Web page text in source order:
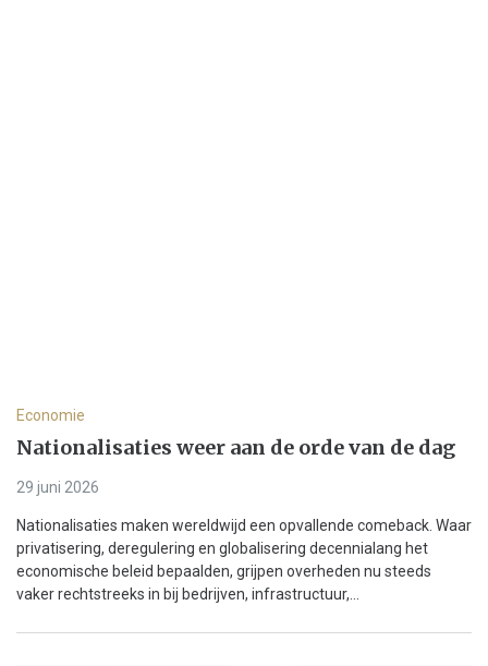
Economie
Nationalisaties weer aan de orde van de dag
29 juni 2026
Nationalisaties maken wereldwijd een opvallende comeback. Waar
privatisering, deregulering en globalisering decennialang het
economische beleid bepaalden, grijpen overheden nu steeds
vaker rechtstreeks in bij bedrijven, infrastructuur,...